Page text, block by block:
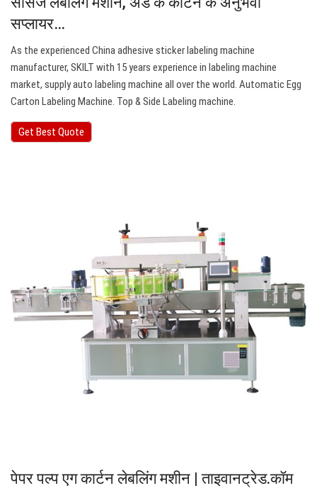
सप्लायर…
As the experienced China adhesive sticker labeling machine
manufacturer, SKILT with 15 years experience in labeling machine
market, supply auto labeling machine all over the world. Automatic Egg
Carton Labeling Machine. Top & Side Labeling machine.
Get Best Quote
पेपर पल्प एग कार्टन लेबलिंग मशीन | ताइवानट्रेड.कॉम